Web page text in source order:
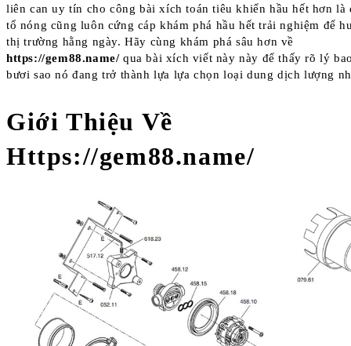
liên can uy tín cho công bài xích toán tiêu khiển hầu hết hơn là
tổ nóng cũng luôn cứng cáp khám phá hầu hết trải nghiệm để
thị trường hằng ngày. Hãy cùng khám phá sâu hơn về
https://gem88.name/qua bài xích viết này này để thấy rõ lý
bươi sao nó đang trở thành lựa lựa chọn loại dung dịch lượng
Giới Thiệu Về
Https://gem88.name/